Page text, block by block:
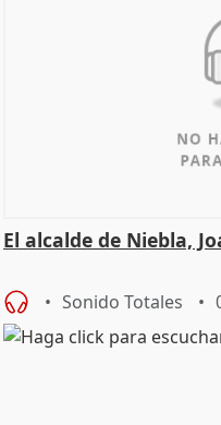
El alcalde de Niebla,
Sonido Totales